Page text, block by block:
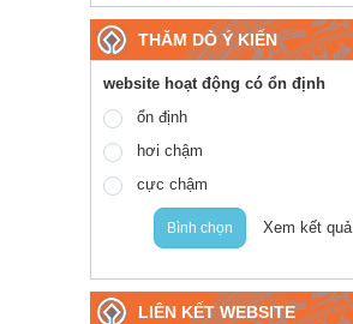
THĂM DÒ Ý KIẾN
website hoạt động có ổn định
ổn định
hơi chậm
cực chậm
Bình chọn Xem kết quả
LIÊN KẾT WEBSITE